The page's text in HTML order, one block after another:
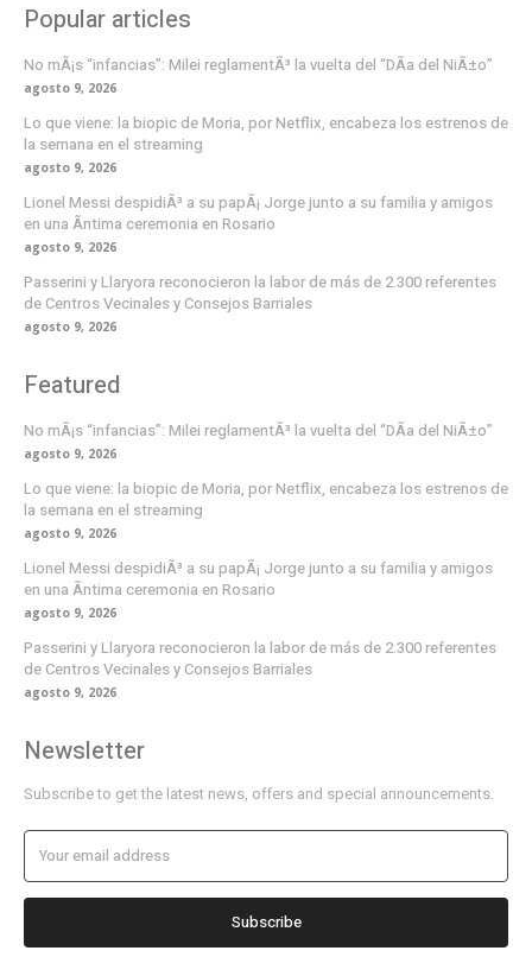
Popular articles
No mÃ¡s “infancias”: Milei reglamentÃ³ la vuelta del “DÃ­a del NiÃ±o”
agosto 9, 2026
Lo que viene: la biopic de Moria, por Netflix, encabeza los estrenos de
la semana en el streaming
agosto 9, 2026
Lionel Messi despidiÃ³ a su papÃ¡ Jorge junto a su familia y amigos
en una Ã­ntima ceremonia en Rosario
agosto 9, 2026
Passerini y Llaryora reconocieron la labor de más de 2.300 referentes
de Centros Vecinales y Consejos Barriales
agosto 9, 2026
Featured
No mÃ¡s “infancias”: Milei reglamentÃ³ la vuelta del “DÃ­a del NiÃ±o”
agosto 9, 2026
Lo que viene: la biopic de Moria, por Netflix, encabeza los estrenos de
la semana en el streaming
agosto 9, 2026
Lionel Messi despidiÃ³ a su papÃ¡ Jorge junto a su familia y amigos
en una Ã­ntima ceremonia en Rosario
agosto 9, 2026
Passerini y Llaryora reconocieron la labor de más de 2.300 referentes
de Centros Vecinales y Consejos Barriales
agosto 9, 2026
Newsletter
Subscribe to get the latest news, offers and special announcements.
Subscribe